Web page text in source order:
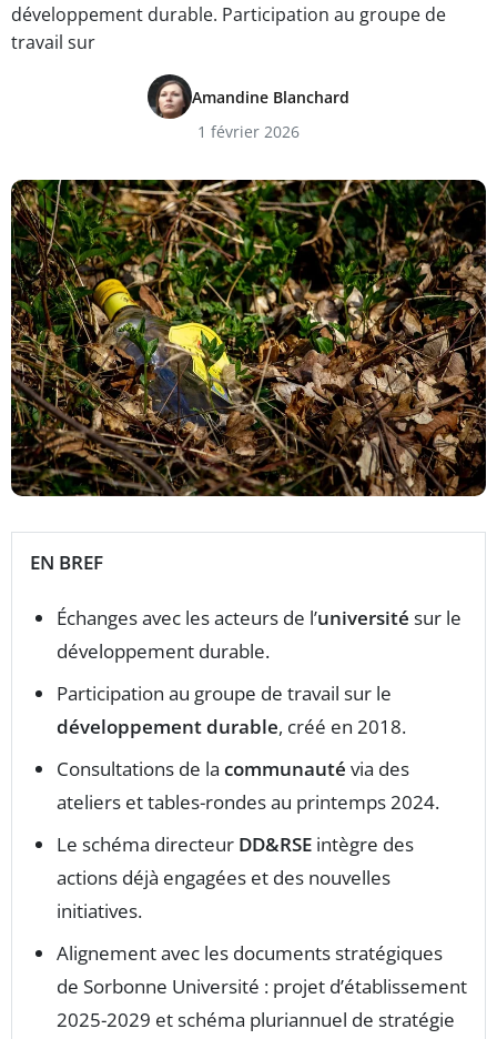
développement durable. Participation au groupe de
travail sur
Amandine Blanchard
1 février 2026
EN BREF
Échanges avec les acteurs de l’université sur le
développement durable.
Participation au groupe de travail sur le
développement durable, créé en 2018.
Consultations de la communauté via des
ateliers et tables-rondes au printemps 2024.
Le schéma directeur DD&RSE intègre des
actions déjà engagées et des nouvelles
initiatives.
Alignement avec les documents stratégiques
de Sorbonne Université : projet d’établissement
2025-2029 et schéma pluriannuel de stratégie